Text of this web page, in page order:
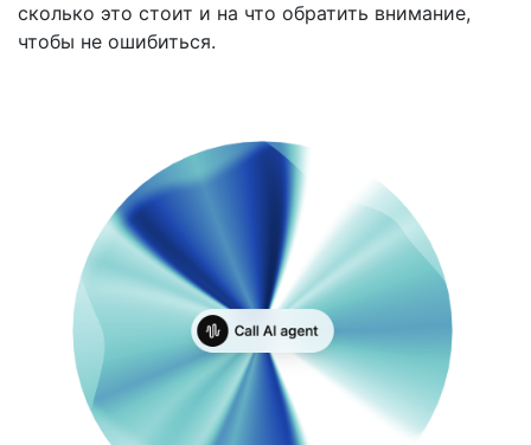
сколько это стоит и на что обратить внимание,
чтобы не ошибиться.